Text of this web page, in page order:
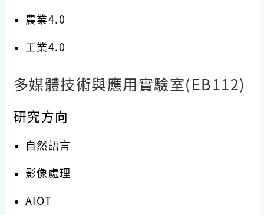
農業4.0
工業4.0
多媒體技術與應用實驗室(EB112)
研究方向
自然語言
影像處理
AIOT